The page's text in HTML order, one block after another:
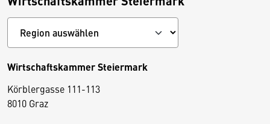
Wirtschaftskammer Steiermark
Körblergasse 111-113
8010 Graz
D
i